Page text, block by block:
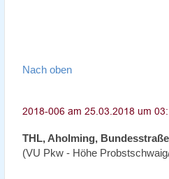
Nach oben
THL, Aholming,
(VU Pkw - Höhe